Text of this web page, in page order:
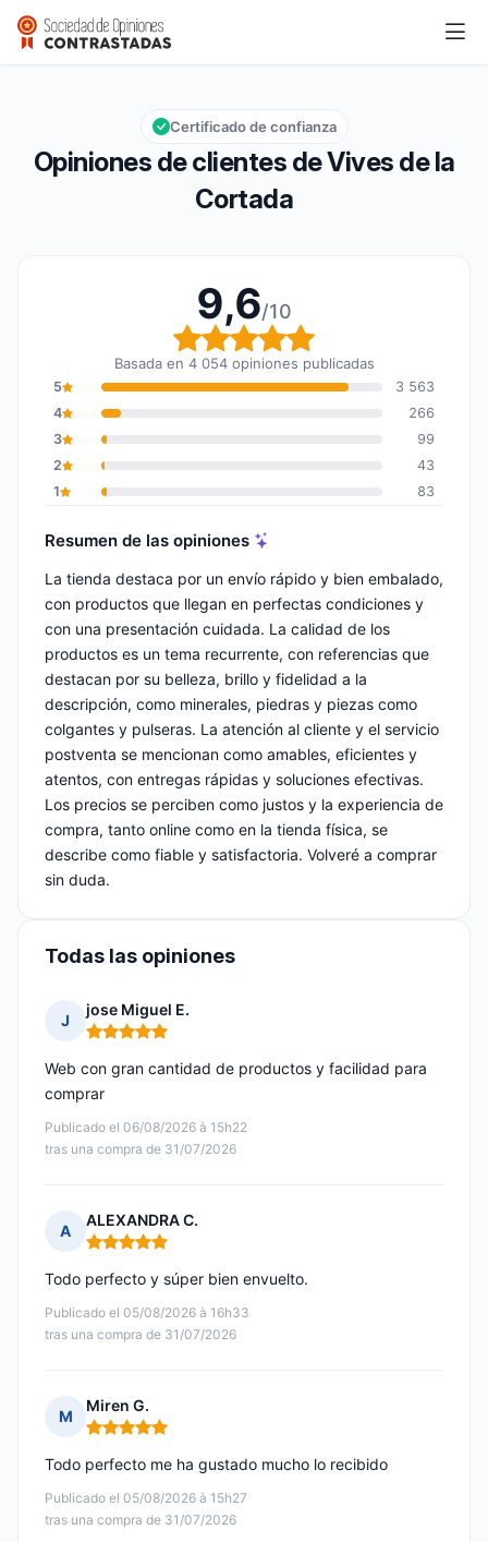
Vives de la Cortada
Calificación global: 9,6 de 10
9,6/10
Opiniones de clientes de Vives de la
Cortada
Certificado de confianza
9,6/10
Calificación global: 9,6
Basada en 4 054 opiniones publicadas
5
3 563
4
266
3
99
2
43
1
83
Resumen de las opiniones
La tienda destaca por un envío rápido y bien embalado,
con productos que llegan en perfectas condiciones y
con una presentación cuidada. La calidad de los
productos es un tema recurrente, con referencias que
destacan por su belleza, brillo y fidelidad a la
descripción, como minerales, piedras y piezas como
colgantes y pulseras. La atención al cliente y el servicio
postventa se mencionan como amables, eficientes y
atentos, con entregas rápidas y soluciones efectivas.
Los precios se perciben como justos y la experiencia de
compra, tanto online como en la tienda física, se
describe como fiable y satisfactoria. Volveré a comprar
sin duda.
Todas las opiniones
J
jose Miguel E.
Nota: 5 de 5
Publicado el 06/08/2026 à 15h22
tras una compra de 31/07/2026
Web con gran cantidad de productos y facilidad para
comprar
A
ALEXANDRA C.
Nota: 5 de 5
Publicado el 05/08/2026 à 16h33
tras una compra de 31/07/2026
Todo perfecto y súper bien envuelto.
M
Miren G.
Nota: 5 de 5
Publicado el 05/08/2026 à 15h27
tras una compra de 31/07/2026
Todo perfecto me ha gustado mucho lo recibido